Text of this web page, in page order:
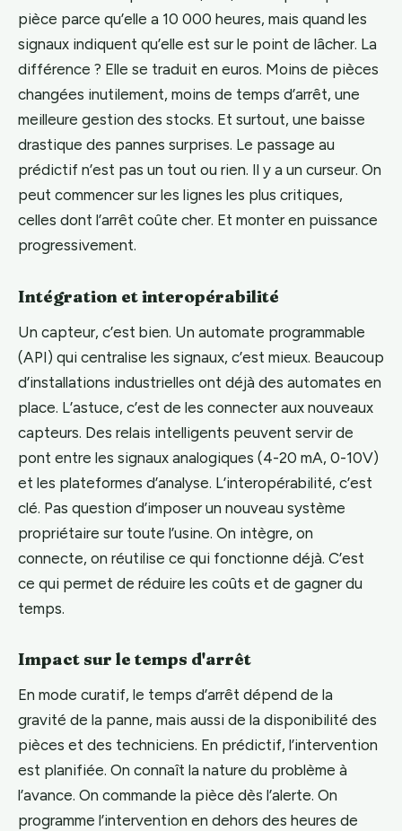
pièce parce qu’elle a 10 000 heures, mais quand les
signaux indiquent qu’elle est sur le point de lâcher. La
différence ? Elle se traduit en euros. Moins de pièces
changées inutilement, moins de temps d’arrêt, une
meilleure gestion des stocks. Et surtout, une baisse
drastique des pannes surprises. Le passage au
prédictif n’est pas un tout ou rien. Il y a un curseur. On
peut commencer sur les lignes les plus critiques,
celles dont l’arrêt coûte cher. Et monter en puissance
progressivement.
Intégration et interopérabilité
Un capteur, c’est bien. Un automate programmable
(API) qui centralise les signaux, c’est mieux. Beaucoup
d’installations industrielles ont déjà des automates en
place. L’astuce, c’est de les connecter aux nouveaux
capteurs. Des relais intelligents peuvent servir de
pont entre les signaux analogiques (4-20 mA, 0-10V)
et les plateformes d’analyse. L’interopérabilité, c’est
clé. Pas question d’imposer un nouveau système
propriétaire sur toute l’usine. On intègre, on
connecte, on réutilise ce qui fonctionne déjà. C’est
ce qui permet de réduire les coûts et de gagner du
temps.
Impact sur le temps d'arrêt
En mode curatif, le temps d’arrêt dépend de la
gravité de la panne, mais aussi de la disponibilité des
pièces et des techniciens. En prédictif, l’intervention
est planifiée. On connaît la nature du problème à
l’avance. On commande la pièce dès l’alerte. On
programme l’intervention en dehors des heures de